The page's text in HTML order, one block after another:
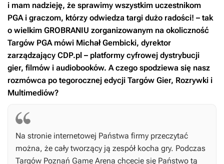
i mam nadzieję, że sprawimy wszystkim uczestnikom
PGA i graczom, którzy odwiedza targi dużo radości! – tak
o wielkim GROBRANIU zorganizowanym na okoliczność
Targów PGA mówi Michał Gembicki, dyrektor
zarządzający CDP.pl – platformy cyfrowej dystrybucji
gier, filmów i audiobooków. A czego spodziewa się nasz
rozmówca po tegorocznej edycji Targów Gier, Rozrywki i
Multimediów?
Na stronie internetowej Państwa firmy przeczytać
można, że cały tworzący ją zespół kocha gry. Podczas
Targów Poznań Game Arena chcecie się Państwo tą